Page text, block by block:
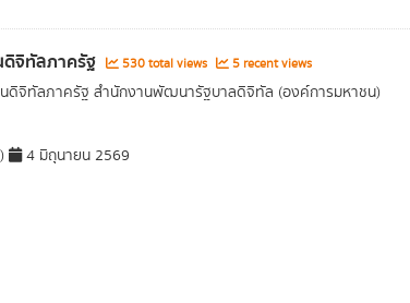
จิทัลภาครัฐ 530 total views 5 recent views
ดิจิทัลภาครัฐ สำนักงานพัฒนารัฐบาลดิจิทัล (องค์การมหาชน)
4 มิถุนายน 2569